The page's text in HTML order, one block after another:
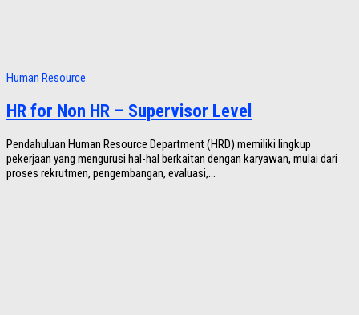
Human Resource
HR for Non HR – Supervisor Level
Pendahuluan Human Resource Department (HRD) memiliki lingkup
pekerjaan yang mengurusi hal-hal berkaitan dengan karyawan, mulai dari
proses rekrutmen, pengembangan, evaluasi,...